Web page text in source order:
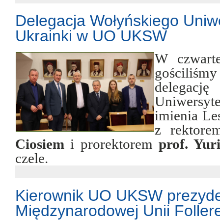
Delegacja Wołyńskiego
Ukrainki w UO UKSW
W
imienia
z
Ciosiem i prorektorem prof.
czele.
Kierownik UO UKSW
Międzynarodowej Unii